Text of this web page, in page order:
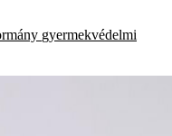
gyermekvédelmi